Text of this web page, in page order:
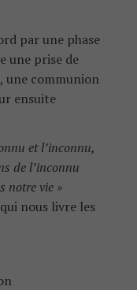
par une phase
une prise de
une communion
ensuite
et l’inconnu,
de l’inconnu
notre vie »
nous livre les